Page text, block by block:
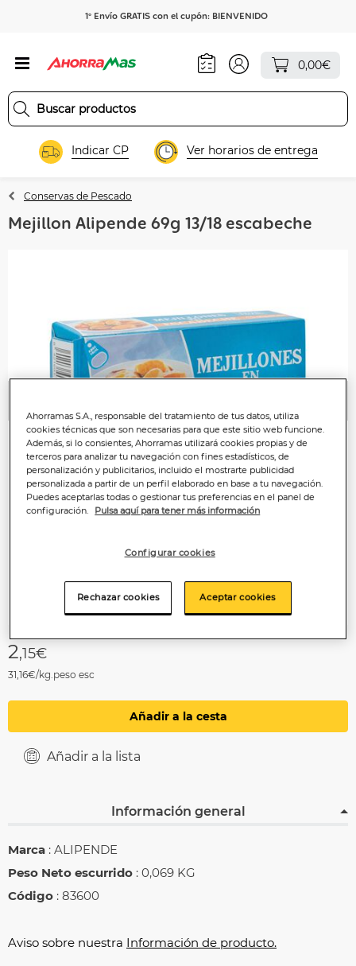
1º Envío GRATIS con el cupón: BIENVENIDO
0,00€
Indicar CP Ver horarios de entrega
Conservas de Pescado
Mejillon Alipende 69g 13/18 escabeche
2,15€
31,16€/kg.peso esc
Añadir a la cesta
Añadir a la lista
Información general
Marca : ALIPENDE
Peso Neto escurrido : 0,069 KG
Código : 83600
Aviso sobre nuestra Información de producto.
Ahorramas S.A., responsable del tratamiento de tus datos, utiliza
cookies técnicas que son necesarias para que este sitio web funcione.
Además, si lo consientes, Ahorramas utilizará cookies propias y de
terceros para analizar tu navegación con fines estadísticos, de
personalización y publicitarios, incluido el mostrarte publicidad
personalizada a partir de un perfil elaborado en base a tu navegación.
Puedes aceptarlas todas o gestionar tus preferencias en el panel de
configuración.
Pulsa aquí para tener más información
Configurar cookies
Rechazar cookies Aceptar cookies